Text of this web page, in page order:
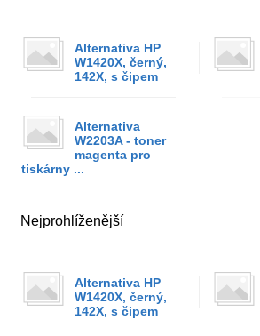
Alternativa HP
W1420X, černý,
142X, s čipem
Alternativa
W2203A - toner
magenta pro
tiskárny ...
Nejprohlíženější
Alternativa HP
W1420X, černý,
142X, s čipem